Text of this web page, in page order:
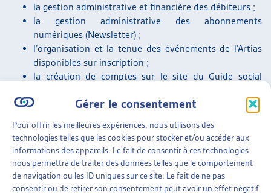
Gérer le consentement
Pour offrir les meilleures expériences, nous utilisons des
technologies telles que les cookies pour stocker et/ou accéder aux
informations des appareils. Le fait de consentir à ces technologies
nous permettra de traiter des données telles que le comportement
de navigation ou les ID uniques sur ce site. Le fait de ne pas
consentir ou de retirer son consentement peut avoir un effet négatif
la gestion administrative et financière des débiteurs ;
la gestion administrative des abonnements
numériques (Newsletter) ;
l’organisation et la tenue des événements de l’Artias
disponibles sur inscription ;
la création de comptes sur le site du Guide social
la notification automatique des mises à jour des fiches
le traitement et la gestion des demandes effectuées
par téléphone ou envoyées par courrier postal ou
électronique ainsi que via les formulaires présents sur
le site du Guide social romand ;
l’enregistrement des traces de connexion sur les sites